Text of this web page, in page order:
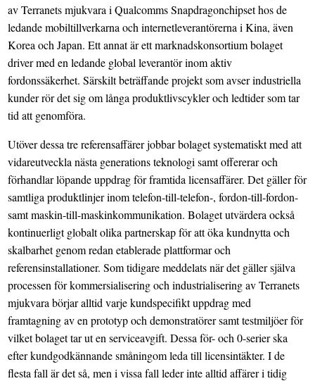
av Terranets mjukvara i Qualcomms Snapdragonchipset hos de
ledande mobiltillverkarna och internetleverantörerna i Kina, även
Korea och Japan. Ett annat är ett marknadskonsortium bolaget
driver med en ledande global leverantör inom aktiv
fordonssäkerhet. Särskilt beträffande projekt som avser industriella
kunder rör det sig om långa produktlivscykler och ledtider som tar
tid att genomföra.
Utöver dessa tre referensaffärer jobbar bolaget systematiskt med att
vidareutveckla nästa generations teknologi samt offererar och
förhandlar löpande uppdrag för framtida licensaffärer. Det gäller för
samtliga produktlinjer inom telefon-till-telefon-, fordon-till-fordon-
samt maskin-till-maskinkommunikation. Bolaget utvärdera också
kontinuerligt globalt olika partnerskap för att öka kundnytta och
skalbarhet genom redan etablerade plattformar och
referensinstallationer. Som tidigare meddelats när det gäller själva
processen för kommersialisering och industrialisering av Terranets
mjukvara börjar alltid varje kundspecifikt uppdrag med
framtagning av en prototyp och demonstratörer samt testmiljöer för
vilket bolaget tar ut en serviceavgift. Dessa för- och 0-serier ska
efter kundgodkännande småningom leda till licensintäkter. I de
flesta fall är det så, men i vissa fall leder inte alltid affärer i tidig